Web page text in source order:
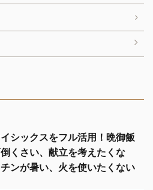
シックスをフル活用！晩御飯
くさい、献立を考えたくな
ンが暑い、火を使いたくない